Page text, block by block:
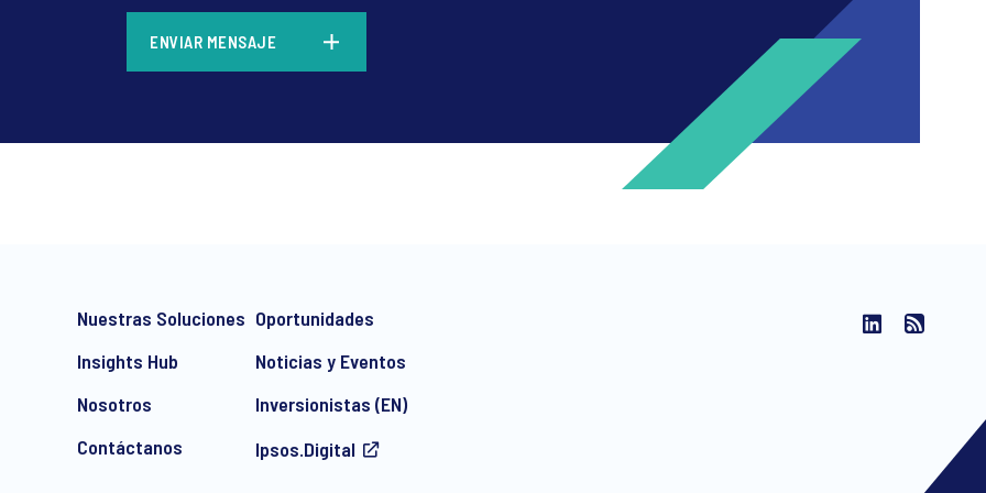
marketing communication about products and services including invitations to free events and
ENVIAR MENSAJE
Nuestras Soluciones
Insights Hub
Nosotros
Contáctanos
Oportunidades
Noticias y Eventos
Inversionistas (EN)
Ipsos.Digital